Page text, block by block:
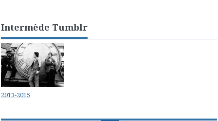
Intermède Tumblr
2013-2015